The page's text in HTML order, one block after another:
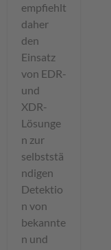
empfiehlt
daher
den
Einsatz
von EDR-
und
XDR-
Lösunge
n zur
selbststä
ndigen
Detektio
n von
bekannte
n und